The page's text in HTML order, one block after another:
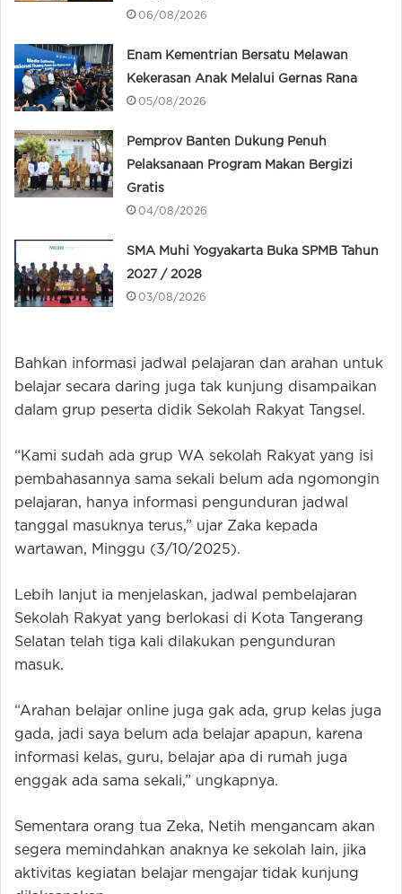
06/08/2026
Enam Kementrian Bersatu Melawan
Kekerasan Anak Melalui Gernas Rana
05/08/2026
Pemprov Banten Dukung Penuh
Pelaksanaan Program Makan Bergizi
Gratis
04/08/2026
SMA Muhi Yogyakarta Buka SPMB Tahun
2027 / 2028
03/08/2026
Bahkan informasi jadwal pelajaran dan arahan untuk
belajar secara daring juga tak kunjung disampaikan
dalam grup peserta didik Sekolah Rakyat Tangsel.
“Kami sudah ada grup WA sekolah Rakyat yang isi
pembahasannya sama sekali belum ada ngomongin
pelajaran, hanya informasi pengunduran jadwal
tanggal masuknya terus,” ujar Zaka kepada
wartawan, Minggu (3/10/2025).
Lebih lanjut ia menjelaskan, jadwal pembelajaran
Sekolah Rakyat yang berlokasi di Kota Tangerang
Selatan telah tiga kali dilakukan pengunduran
masuk.
“Arahan belajar online juga gak ada, grup kelas juga
gada, jadi saya belum ada belajar apapun, karena
informasi kelas, guru, belajar apa di rumah juga
enggak ada sama sekali,” ungkapnya.
Sementara orang tua Zeka, Netih mengancam akan
segera memindahkan anaknya ke sekolah lain, jika
aktivitas kegiatan belajar mengajar tidak kunjung